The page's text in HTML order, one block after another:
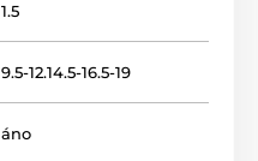
1.5
9.5-12.14.5-16.5-19
áno